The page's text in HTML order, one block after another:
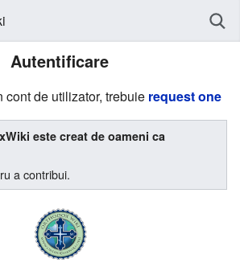
Autentificare
cont de utilizator, trebuie request one
este creat de oameni ca
a contribui.